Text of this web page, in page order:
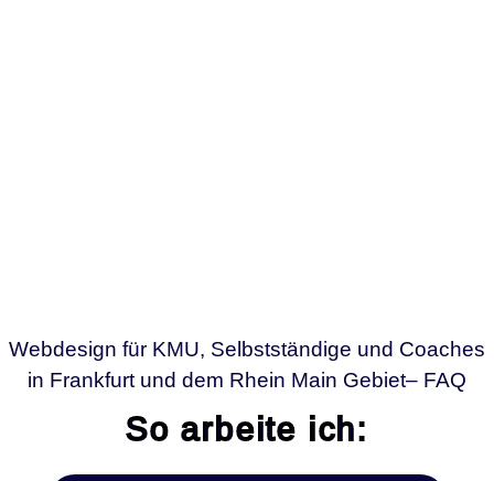
Webdesign für KMU, Selbstständige und Coaches
in Frankfurt und dem Rhein Main Gebiet– FAQ
So arbeite ich: